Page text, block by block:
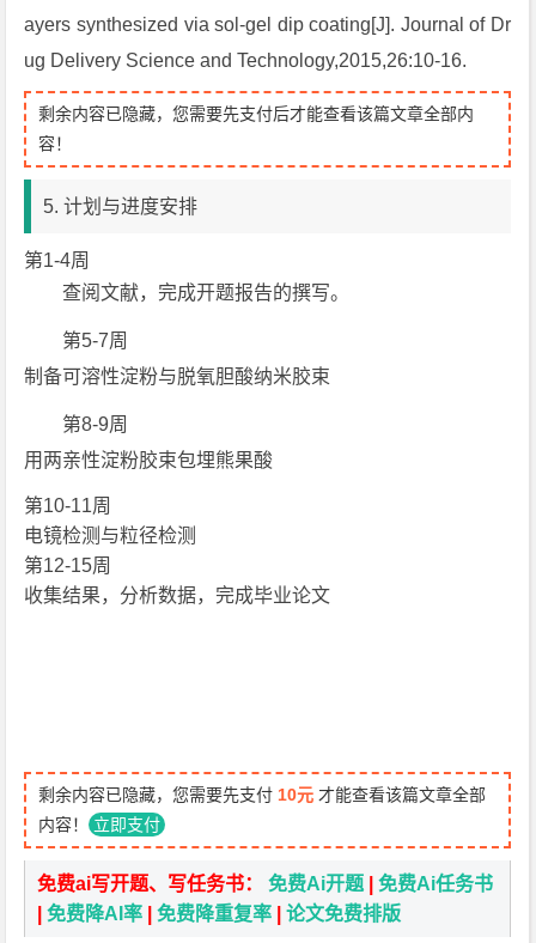
ayers synthesized via sol-gel dip coating[J]. Journal of Dr
ug Delivery Science and Technology,2015,26:10-16.
剩余内容已隐藏，您需要先支付后才能查看该篇文章全部内
容！
5. 计划与进度安排
第1-4周
查阅文献，完成开题报告的撰写。
第5-7周
制备可溶性淀粉与脱氧胆酸纳米胶束
第8-9周
用两亲性淀粉胶束包埋熊果酸
第10-11周
电镜检测与粒径检测
第12-15周
收集结果，分析数据，完成毕业论文
剩余内容已隐藏，您需要先支付 10元 才能查看该篇文章全部
内容！ 立即支付
免费ai写开题、写任务书：免费Ai开题 |免费Ai任务书
|免费降AI率 |免费降重复率 |论文免费排版